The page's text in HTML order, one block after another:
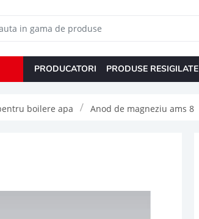
PRODUCATORI PRODUSE RESIGILATE
boilere apa Anod de magneziu ams 8